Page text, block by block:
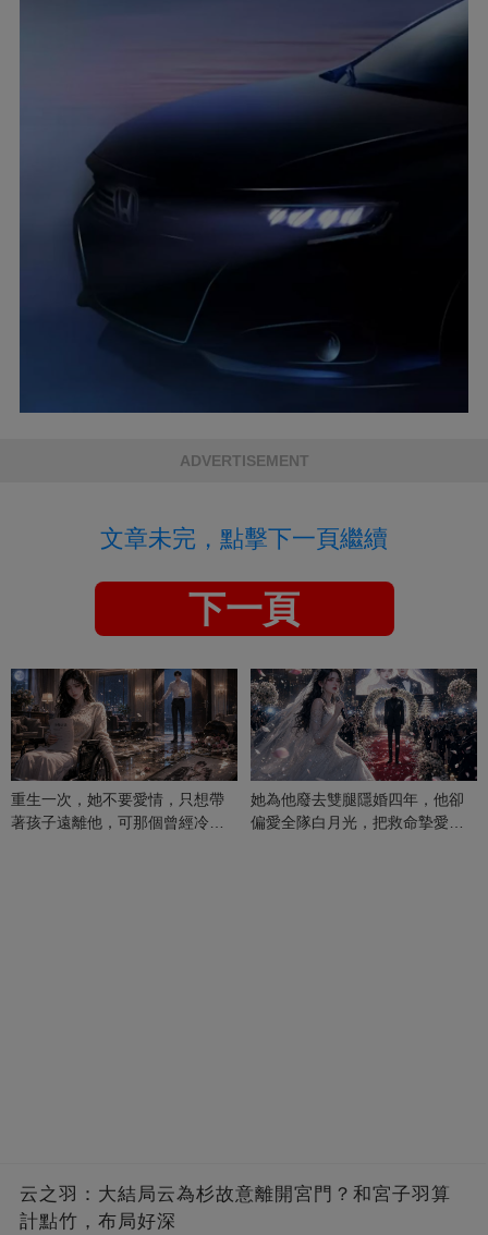
ADVERTISEMENT
文章未完，點擊下一頁繼續
下一頁
重生一次，她不要愛情，只想帶
著孩子遠離他，可那個曾經冷漠
她為他廢去雙腿隱婚四年，他卻
偏愛全隊白月光，把救命摯愛當
云之羽：大結局云為杉故意離開宮門？和宮子羽算
計點竹，布局好深